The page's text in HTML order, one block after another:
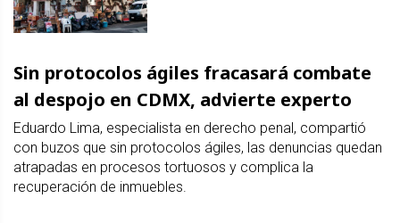
Sin protocolos ágiles fracasará combate
al despojo en CDMX, advierte experto
Eduardo Lima, especialista en derecho penal, compartió
con buzos que sin protocolos ágiles, las denuncias quedan
atrapadas en procesos tortuosos y complica la
recuperación de inmuebles.